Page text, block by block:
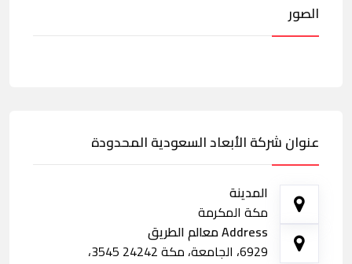
الصور
عنوان شركة الأبعاد السعودية المحدودة
المدينة
مكة المكرمة
Address معالم الطريق
6929، الجامعة، مكة 24242 3545،